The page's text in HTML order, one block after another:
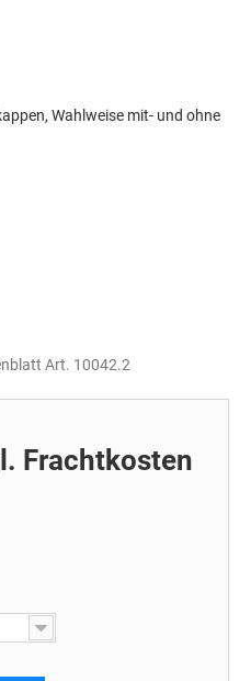
Wahlweise mit- und ohne
Art. 10042.2
Frachtkosten